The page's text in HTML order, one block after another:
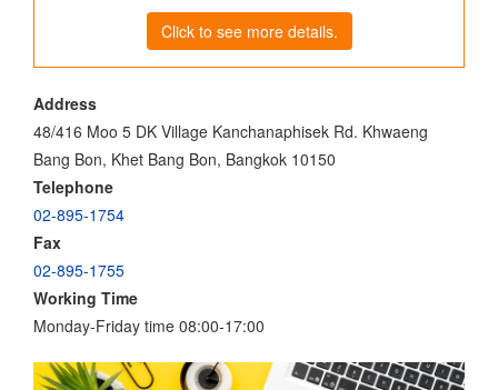
Click to see more details.
Address
48/416 Moo 5 DK Village Kanchanaphisek Rd. Khwaeng
Bang Bon, Khet Bang Bon, Bangkok 10150
Telephone
02-895-1754
Fax
02-895-1755
Working Time
Monday-Friday time 08:00-17:00